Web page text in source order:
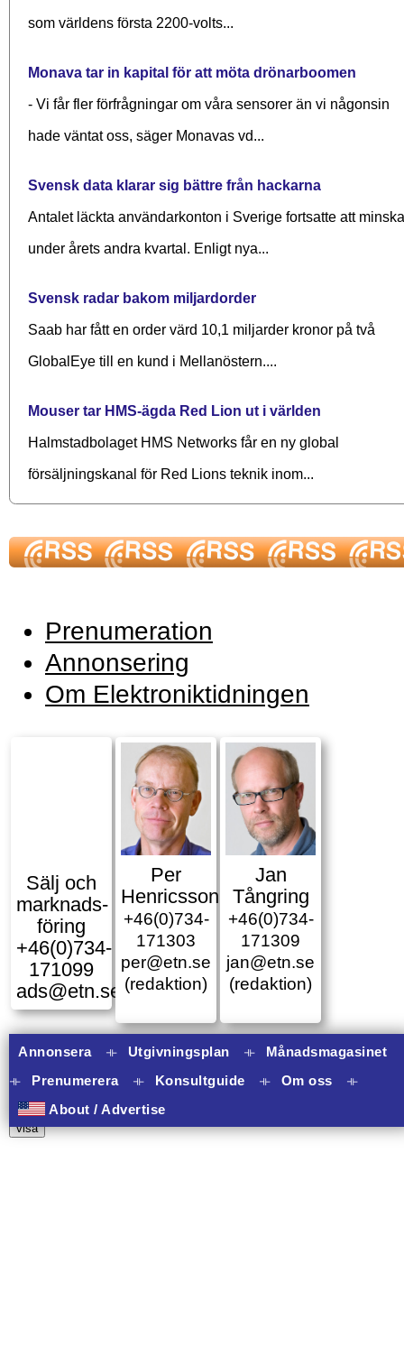
som världens första 2200-volts...
Monava tar in kapital för att möta drönarboomen
- Vi får fler förfrågningar om våra sensorer än vi någonsin
hade väntat oss, säger Monavas vd...
Svensk data klarar sig bättre från hackarna
Antalet läckta användarkonton i Sverige fortsatte att minska
under årets andra kvartal. Enligt nya...
Svensk radar bakom miljardorder
Saab har fått en order värd 10,1 miljarder kronor på två
GlobalEye till en kund i Mellanöstern....
Mouser tar HMS-ägda Red Lion ut i världen
Halmstadbolaget HMS Networks får en ny global
försäljningskanal för Red Lions teknik inom...
Prenumeration
Annonsering
Om Elektroniktidningen
Sälj och
marknads­
föring
+46(0)734-
171099
ads@etn.se
Per
Henricsson
+46(0)734-
171303
per@etn.se
(redaktion)
Jan
Tångring
+46(0)734-
171309
jan@etn.se
(redaktion)
Annonsera ⟛ Utgivningsplan ⟛
Månadsmagasinet
⟛
Prenumerera ⟛ Konsultguide ⟛ Om oss
⟛
About / Advertise
10 banners varav 10 har onclick.